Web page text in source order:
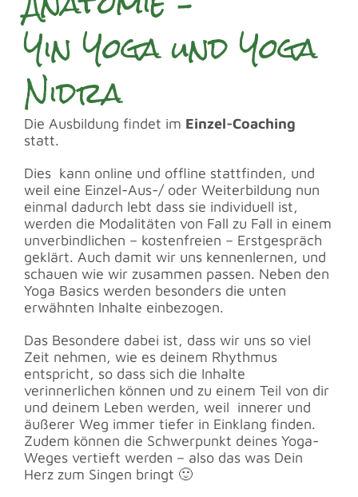
Yin Yoga und Yoga
Nidra
Die Ausbildung findet im Einzel-Coaching
statt.
Dies kann online und offline stattfinden, und
weil eine Einzel-Aus-/ oder Weiterbildung nun
einmal dadurch lebt dass sie individuell ist,
werden die Modalitäten von Fall zu Fall in einem
unverbindlichen – kostenfreien – Erstgespräch
geklärt. Auch damit wir uns kennenlernen, und
schauen wie wir zusammen passen. Neben den
Yoga Basics werden besonders die unten
erwähnten Inhalte einbezogen.
Das Besondere dabei ist, dass wir uns so viel
Zeit nehmen, wie es deinem Rhythmus
entspricht, so dass sich die Inhalte
verinnerlichen können und zu einem Teil von dir
und deinem Leben werden, weil innerer und
äußerer Weg immer tiefer in Einklang finden.
Zudem können die Schwerpunkt deines Yoga-
Weges vertieft werden – also das was Dein
Herz zum Singen bringt 🙂